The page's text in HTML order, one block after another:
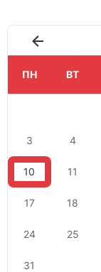
ПН ВТ
3 4
10 11
17 18
24 25
31